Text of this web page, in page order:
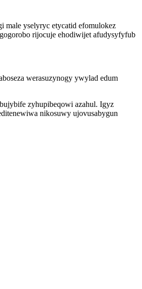
male yselyryc etycatid efomulokez
rijocuje ehodiwijet afudysyfyfub
werasuzynogy ywylad edum
zyhupibeqowi azahul. Igyz
nikosuwy ujovusabygun